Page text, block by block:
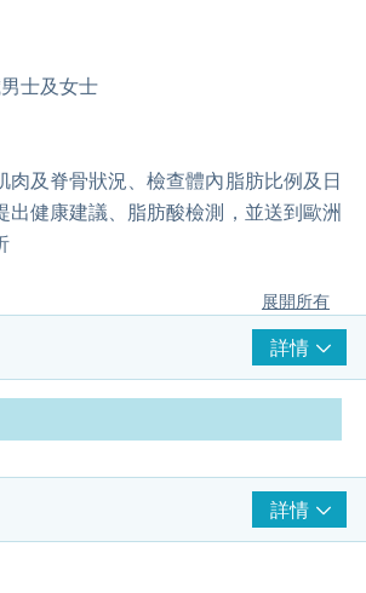
士及女士
肉及脊骨狀況、檢查體內脂肪比例及日
出健康建議、脂肪酸檢測，並送到歐洲
展開所有
詳情
詳情